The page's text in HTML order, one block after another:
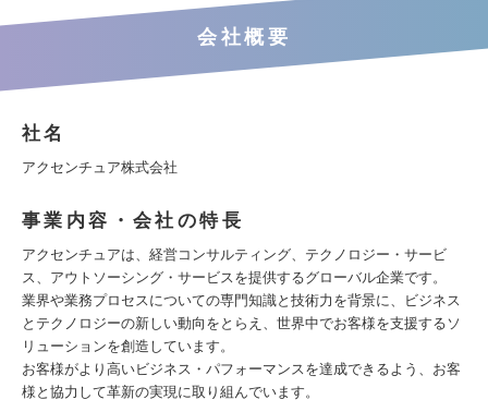
会社概要
社名
アクセンチュア株式会社
事業内容・会社の特長
アクセンチュアは、経営コンサルティング、テクノロジー・サービ
ス、アウトソーシング・サービスを提供するグローバル企業です。
業界や業務プロセスについての専門知識と技術力を背景に、ビジネス
とテクノロジーの新しい動向をとらえ、世界中でお客様を支援するソ
リューションを創造しています。
お客様がより高いビジネス・パフォーマンスを達成できるよう、お客
様と協力して革新の実現に取り組んでいます。